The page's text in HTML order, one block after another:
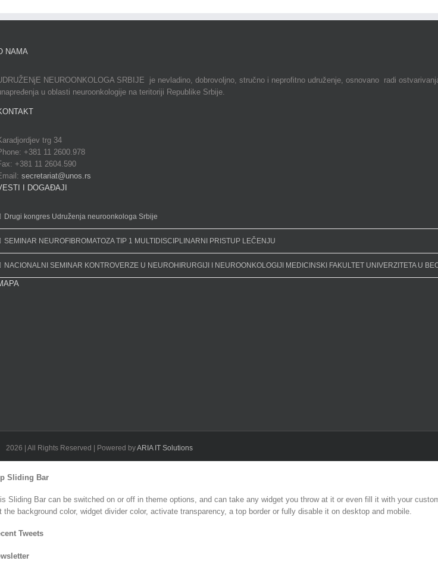
NAMA
NEUROONKOLOGA SRBIJE je nevladino, dobrovolјno, stručno i neprofitno udruženje, osnovano radi
u oblasti neuroonkologije na teritoriji Republike Srbije.
trg 34
+381 11 2600.978
+381 11 2604.590
secretariat@unos.rs
I DOGAĐAJI
Drugi kongres Udruženja neuroonkologa Srbije
SEMINAR NEUROFIBROMATOZA TIP 1 MULTIDISCIPLINARNI PRISTUP LEČENJU
NACIONALNI SEMINAR KONTROVERZE U NEUROHIRURGIJI I NEUROONKOLOGIJI MEDICINSKI FAKULTET UNIVERZITETA U
2026 | All Rights Reserved | Powered byARIA IT Solutions
Sliding
Area
Sliding Bar
Sliding Bar can be switched on or off in theme options, and can take any widget you throw at it or even fill it with your
the background color, widget divider color, activate transparency, a top border or fully disable it on desktop and mobile.
Tweets